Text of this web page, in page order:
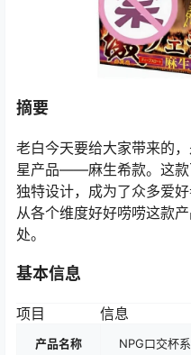
摘要
老白今天要给大家带来的
星产品——麻生希款。这款
独特设计，成为了众多爱
从各个维度好好唠唠这款
处。
基本信息
项目 信息
产品名称 NPG口交杯